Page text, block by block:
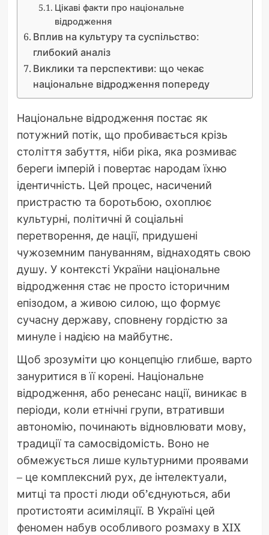
Цікаві факти про національне
відродження
Вплив на культуру та суспільство:
глибокий аналіз
Виклики та перспективи: що чекає
національне відродження попереду
Національне відродження постає як
потужний потік, що пробивається крізь
століття забуття, ніби ріка, яка розмиває
береги імперій і повертає народам їхню
ідентичність. Цей процес, насичений
пристрастю та боротьбою, охоплює
культурні, політичні й соціальні
перетворення, де нації, придушені
чужоземним пануванням, віднаходять свою
душу. У контексті України національне
відродження стає не просто історичним
епізодом, а живою силою, що формує
сучасну державу, сповнену гордістю за
минуле і надією на майбутнє.
Щоб зрозуміти цю концепцію глибше, варто
зануритися в її корені. Національне
відродження, або ренесанс нації, виникає в
періоди, коли етнічні групи, втративши
автономію, починають відновлювати мову,
традиції та самосвідомість. Воно не
обмежується лише культурними проявами
– це комплексний рух, де інтелектуали,
митці та прості люди об’єднуються, аби
протистояти асиміляції. В Україні цей
феномен набув особливого розмаху в XIX